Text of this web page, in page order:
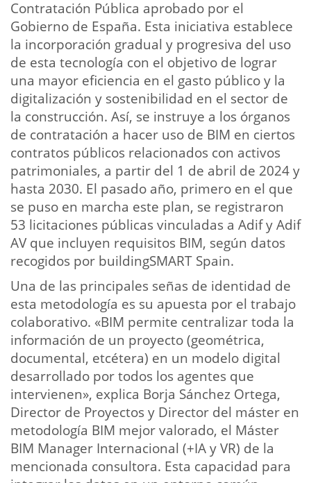
Contratación Pública aprobado por el
Gobierno de España. Esta iniciativa establece
la incorporación gradual y progresiva del uso
de esta tecnología con el objetivo de lograr
una mayor eficiencia en el gasto público y la
digitalización y sostenibilidad en el sector de
la construcción. Así, se instruye a los órganos
de contratación a hacer uso de BIM en ciertos
contratos públicos relacionados con activos
patrimoniales, a partir del 1 de abril de 2024 y
hasta 2030. El pasado año, primero en el que
se puso en marcha este plan, se registraron
53 licitaciones públicas vinculadas a Adif y Adif
AV que incluyen requisitos BIM, según datos
recogidos por buildingSMART Spain.
Una de las principales señas de identidad de
esta metodología es su apuesta por el trabajo
colaborativo. «BIM permite centralizar toda la
información de un proyecto (geométrica,
documental, etcétera) en un modelo digital
desarrollado por todos los agentes que
intervienen», explica Borja Sánchez Ortega,
Director de Proyectos y Director del máster en
metodología BIM mejor valorado, el Máster
BIM Manager Internacional (+IA y VR) de la
mencionada consultora. Esta capacidad para